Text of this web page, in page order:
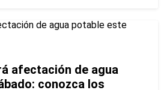
afectación de agua
conozca los